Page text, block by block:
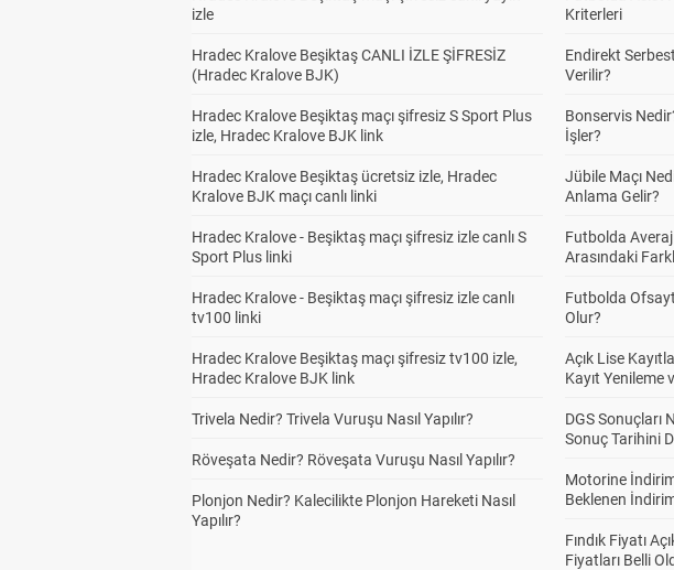
izle
Hradec Kralove Beşiktaş CANLI İZLE ŞİFRESİZ
(Hradec Kralove BJK)
Hradec Kralove Beşiktaş maçı şifresiz S Sport Plus
izle, Hradec Kralove BJK link
Hradec Kralove Beşiktaş ücretsiz izle, Hradec
Kralove BJK maçı canlı linki
Hradec Kralove - Beşiktaş maçı şifresiz izle canlı S
Sport Plus linki
Hradec Kralove - Beşiktaş maçı şifresiz izle canlı
tv100 linki
Hradec Kralove Beşiktaş maçı şifresiz tv100 izle,
Hradec Kralove BJK link
Trivela Nedir? Trivela Vuruşu Nasıl Yapılır?
Röveşata Nedir? Röveşata Vuruşu Nasıl Yapılır?
Plonjon Nedir? Kalecilikte Plonjon Hareketi Nasıl
Yapılır?
Kriterleri
Endirekt
Verilir?
Bonservis
İşler?
Jübile Maçı
Anlama Gelir?
Futbolda
Arasındaki
Futbolda
Olur?
Açık Lise
Kayıt Yenileme
DGS Sonuçları
Sonuç Tarihini
Motorine
Beklenen
Fındık Fiyatı
Fiyatları Belli